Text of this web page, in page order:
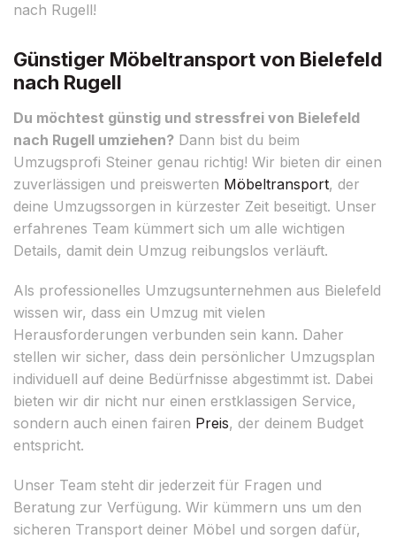
nach Rugell!
Günstiger Möbeltransport von Bielefeld
nach Rugell
Du möchtest günstig und stressfrei von Bielefeld
nach Rugell umziehen? Dann bist du beim
Umzugsprofi Steiner genau richtig! Wir bieten dir einen
zuverlässigen und preiswerten Möbeltransport, der
deine Umzugssorgen in kürzester Zeit beseitigt. Unser
erfahrenes Team kümmert sich um alle wichtigen
Details, damit dein Umzug reibungslos verläuft.
Als professionelles Umzugsunternehmen aus Bielefeld
wissen wir, dass ein Umzug mit vielen
Herausforderungen verbunden sein kann. Daher
stellen wir sicher, dass dein persönlicher Umzugsplan
individuell auf deine Bedürfnisse abgestimmt ist. Dabei
bieten wir dir nicht nur einen erstklassigen Service,
sondern auch einen fairen Preis, der deinem Budget
entspricht.
Unser Team steht dir jederzeit für Fragen und
Beratung zur Verfügung. Wir kümmern uns um den
sicheren Transport deiner Möbel und sorgen dafür,